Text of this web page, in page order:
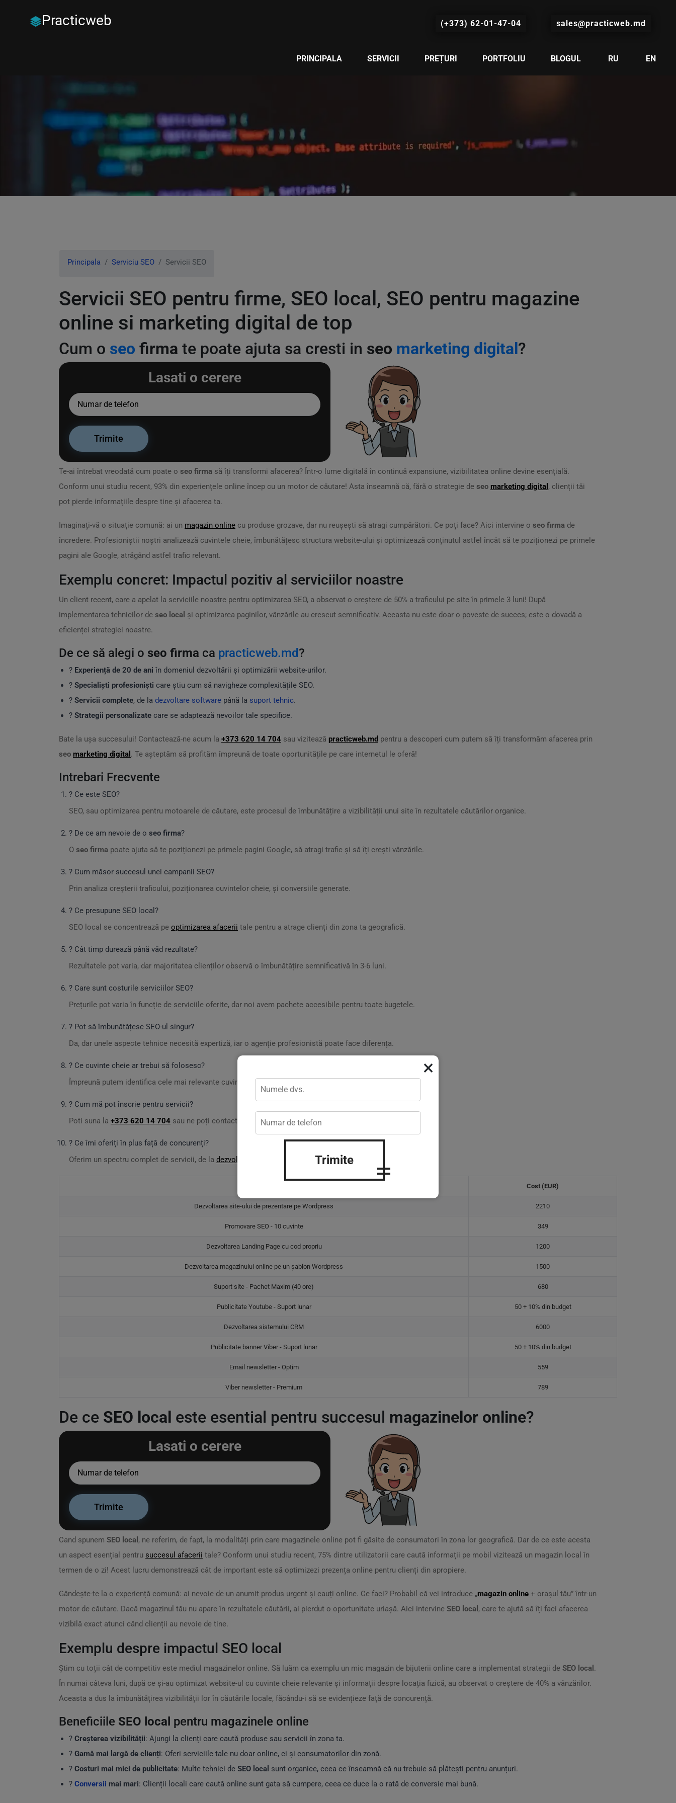
Practicweb sales@practicweb.md
(+373) 62-01-47-04
PRINCIPALA SERVICII PREȚURI PORTFOLIU BLOGUL RU EN
Principala Serviciu SEO Servicii SEO
Servicii SEO pentru firme, SEO local, SEO pentru magazine
online si marketing digital de top
Cum o seo firma te poate ajuta sa cresti in seo marketing digital?
Lasati o cerere
Te-ai întrebat vreodată cum poate o seo firma să îți transformi afacerea? Într-o lume digitală în continuă expansiune, vizibilitatea online devine esențială.
Conform unui studiu recent, 93% din experiențele online încep cu un motor de căutare! Asta înseamnă că, fără o strategie de seo marketing digital , clienții tăi
pot pierde informațiile despre tine și afacerea ta.
Imaginați-vă o situație comună: ai un magazin online cu produse grozave, dar nu reușești să atragi cumpărători. Ce poți face? Aici intervine o seo firma de
încredere. Profesioniștii noștri analizează cuvintele cheie, îmbunătățesc structura website-ului și optimizează conținutul astfel încât să te poziționezi pe primele
pagini ale Google, atrăgând astfel trafic relevant.
Exemplu concret: Impactul pozitiv al serviciilor noastre
Un client recent, care a apelat la serviciile noastre pentru optimizarea SEO, a observat o creștere de 50% a traficului pe site în primele 3 luni! După
implementarea tehnicilor de seo local și optimizarea paginilor, vânzările au crescut semnificativ. Aceasta nu este doar o poveste de succes; este o dovadă a
eficienței strategiei noastre.
De ce să alegi o seo firma ca practicweb.md?
? Experiență de 20 de ani în domeniul dezvoltării și optimizării website-urilor.
? Specialiști profesioniști care știu cum să navigheze complexitățile SEO.
? Servicii complete, de la dezvoltare software până la suport tehnic.
? Strategii personalizate care se adaptează nevoilor tale specifice.
Bate la ușa succesului! Contactează-ne acum la +373 620 14 704 sau vizitează practicweb.md pentru a descoperi cum putem să îți transformăm afacerea prin
seo marketing digital . Te așteptăm să profităm împreună de toate oportunitățile pe care internetul le oferă!
Intrebari Frecvente
? Ce este SEO?
SEO, sau optimizarea pentru motoarele de căutare, este procesul de îmbunătățire a vizibilității unui site în rezultatele căutărilor organice.
? De ce am nevoie de o seo firma?
O seo firma poate ajuta să te poziționezi pe primele pagini Google, să atragi trafic și să îți crești vânzările.
? Cum măsor succesul unei campanii SEO?
Prin analiza creșterii traficului, poziționarea cuvintelor cheie, și conversiile generate.
? Ce presupune SEO local?
SEO local se concentrează pe optimizarea afacerii tale pentru a atrage clienți din zona ta geografică.
? Cât timp durează până văd rezultate?
Rezultatele pot varia, dar majoritatea clienților observă o îmbunătățire semnificativă în 3-6 luni.
? Care sunt costurile serviciilor SEO?
Prețurile pot varia în funcție de serviciile oferite, dar noi avem pachete accesibile pentru toate bugetele.
? Pot să îmbunătățesc SEO-ul singur?
Da, dar unele aspecte tehnice necesită expertiză, iar o agenție profesionistă poate face diferența.
? Ce cuvinte cheie ar trebui să folosesc?
Împreună putem identifica cele mai relevante cuvinte cheie pentru afacerea ta.
? Cum mă pot înscrie pentru servicii?
Poti suna la +373 620 14 704 sau ne poți contacta direct pe website-ul nostru.
? Ce îmi oferiți în plus față de concurenți?
Oferim un spectru complet de servicii, de la dezvoltare software suport tehnic, toate sub un singur acoperiș.
Cost (EUR)
Dezvoltarea site-ului de prezentare pe Wordpress 2210
Promovare SEO - 10 cuvinte 349
Dezvoltarea Landing Page cu cod propriu 1200
Dezvoltarea magazinului online pe un șablon Wordpress 1500
Suport site - Pachet Maxim (40 ore) 680
Publicitate Youtube - Suport lunar 50 + 10% din budget
Dezvoltarea sistemului CRM 6000
Publicitate banner Viber - Suport lunar 50 + 10% din budget
Email newsletter - Optim 559
Viber newsletter - Premium 789
De ce SEO local este esential pentru succesul magazinelor online?
Lasati o cerere
Cand spunem SEO local , ne referim, de fapt, la modalități prin care magazinele online pot fi găsite de consumatori în zona lor geografică. Dar de ce este acesta
un aspect esențial pentru succesul afacerii tale? Conform unui studiu recent, 75% dintre utilizatorii care caută informații pe mobil vizitează un magazin local în
termen de o zi! Acest lucru demonstrează cât de important este să optimizezi prezența online pentru clienți din apropiere.
Gândește-te la o experiență comună: ai nevoie de un anumit produs urgent și cauți online. Ce faci? Probabil că vei introduce „magazin online + orașul tău” într-un
motor de căutare. Dacă magazinul tău nu apare în rezultatele căutării, ai pierdut o oportunitate uriașă. Aici intervine SEO local , care te ajută să îți faci afacerea
vizibilă exact atunci când clienții au nevoie de tine.
Exemplu despre impactul SEO local
Știm cu toții cât de competitiv este mediul magazinelor online. Să luăm ca exemplu un mic magazin de bijuterii online care a implementat strategii de SEO local .
În numai câteva luni, după ce și-au optimizat website-ul cu cuvinte cheie relevante și informații despre locația fizică, au observat o creștere de 40% a vânzărilor.
Aceasta a dus la îmbunătățirea vizibilității lor în căutările locale, făcându-i să se evidențieze față de concurență.
Beneficiile SEO local pentru magazinele online
? Creșterea vizibilității: Ajungi la clienți care caută produse sau servicii în zona ta.
?️ Gamă mai largă de clienți: Oferi serviciile tale nu doar online, ci și consumatorilor din zonă.
? Costuri mai mici de publicitate: Multe tehnici de SEO local sunt organice, ceea ce înseamnă că nu trebuie să plătești pentru anunțuri.
? Conversii mai mari: Clienții locali care caută online sunt gata să cumpere, ceea ce duce la o rată de conversie mai bună.
×
Trimite